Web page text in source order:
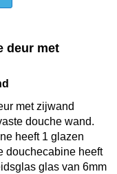
deur met
met zijwand
douche wand.
heeft 1 glazen
douchecabine heeft
glas van 6mm